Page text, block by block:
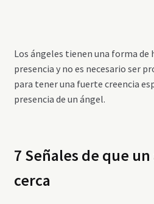
Los ángeles tienen una forma de
presencia y no es necesario ser
para tener una fuerte creencia
presencia de un ángel.
7 Señales de que
cerca